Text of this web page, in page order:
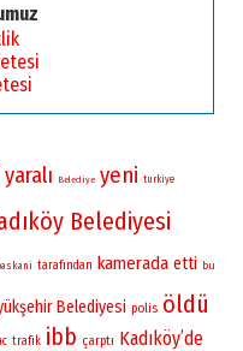
yaralı Belediye yeni turkiye
Belediyesi
tarafından kamerada etti bu
Belediyesi polis öldü
trafik ibb çarptı Kadıköy’de